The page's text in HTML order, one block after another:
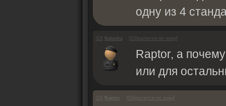
одну из 4
326 Natasha [Обратится по нику]
Raptor, а
или для
Raptor [Обратится по нику ]